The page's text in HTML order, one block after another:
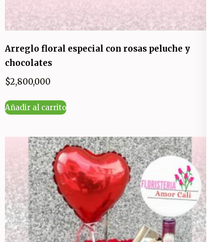
Arreglo floral especial con rosas peluche y
chocolates
$2,800,000
Añadir al carrito